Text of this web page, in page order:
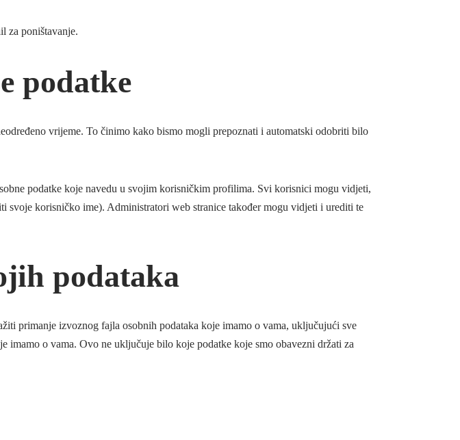
za poništavanje.
podatke
vrijeme. To činimo kako bismo mogli prepoznati i automatski odobriti bilo
podatke koje navedu u svojim korisničkim profilima. Svi korisnici mogu vidjeti,
korisničko ime). Administratori web stranice također mogu vidjeti i urediti te
podataka
primanje izvoznog fajla osobnih podataka koje imamo o vama, uključujući sve
imamo o vama. Ovo ne uključuje bilo koje podatke koje smo obavezni držati za